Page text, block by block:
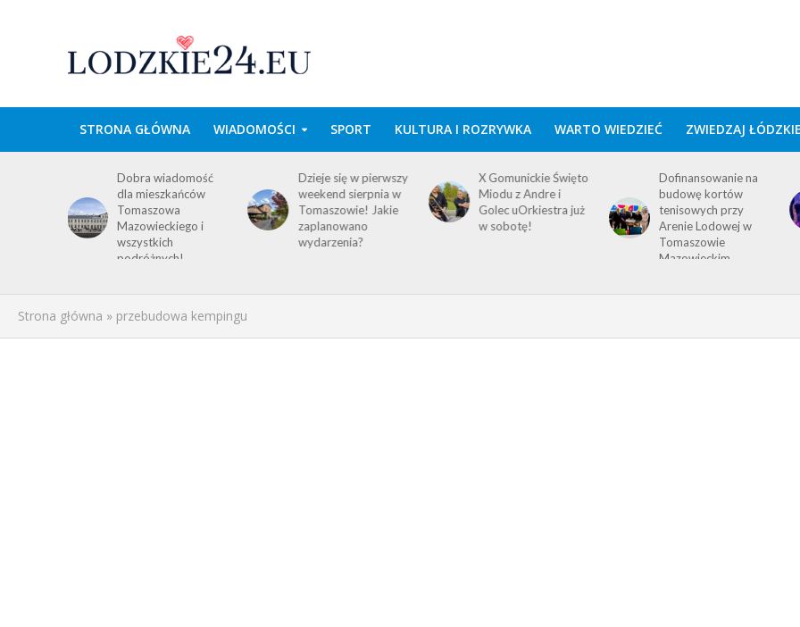
STRONA GŁÓWNA WIADOMOŚCI SPORT KULTURA I ROZRYWKA WARTO WIEDZIEĆ ZWIEDZAJ
Dobra wiadomość
dla mieszkańców
Tomaszowa
Mazowieckiego i
wszystkich
podróżnych!
Dzieje się w pierwszy
weekend sierpnia w
Tomaszowie! Jakie
zaplanowano
wydarzenia?
X Gomunickie Święto
Miodu z Andre i
Golec uOrkiestra już
w sobotę!
Dofinansowanie na
budowę kortów
tenisowych przy
Arenie Lodowej w
Tomaszowie
Mazowieckim
Strona główna » przebudowa kempingu